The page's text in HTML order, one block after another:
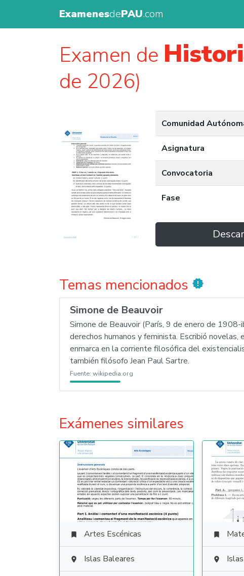
ExamenesdePAU.com
Examen de
de 2026)
Comunidad
Asignatura
Convocatoria
Fase
Temas mencionados new_releases
Simone de Beauvoir
Simone de Beauvoir (París, 9 de enero de
derechos humanos y feminista. Escribió
enmarca en la corriente filosófica del
también filósofo Jean Paul Sartre.
Fuente: wikipedia.org
Exámenes similares
 Artes Escénicas
 Islas Baleares

